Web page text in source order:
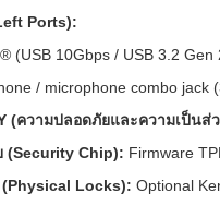
Ports):
(USB 10Gbps / USB 3.2
/ microphone combo jack
(ความปลอดภัยและความเป็นส่
(Security Chip): Firmware
(Physical Locks): Optional